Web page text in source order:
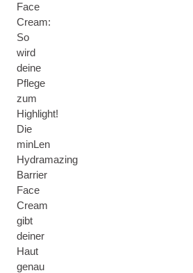
Face
Cream:
So
wird
deine
Pflege
zum
Highlight!
Die
minLen
Hydramazing
Barrier
Face
Cream
gibt
deiner
Haut
genau